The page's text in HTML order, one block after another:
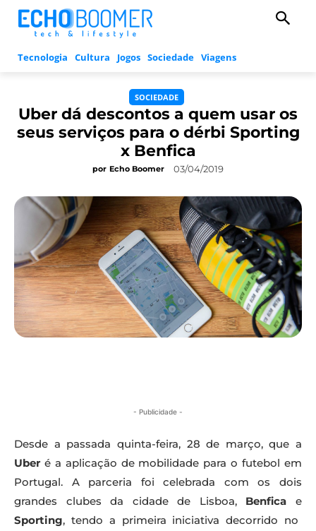
Tecnologia Cultura Jogos Sociedade Viagens
SOCIEDADE
Uber dá descontos a quem usar os
seus serviços para o dérbi Sporting
x Benfica
por Echo Boomer 03/04/2019
- Publicidade -
Desde a passada quinta-feira, 28 de março, que a
Uber é a aplicação de mobilidade para o futebol em
Portugal. A parceria foi celebrada com os dois
grandes clubes da cidade de Lisboa, Benficae
Sporting, tendo a primeira iniciativa decorrido no